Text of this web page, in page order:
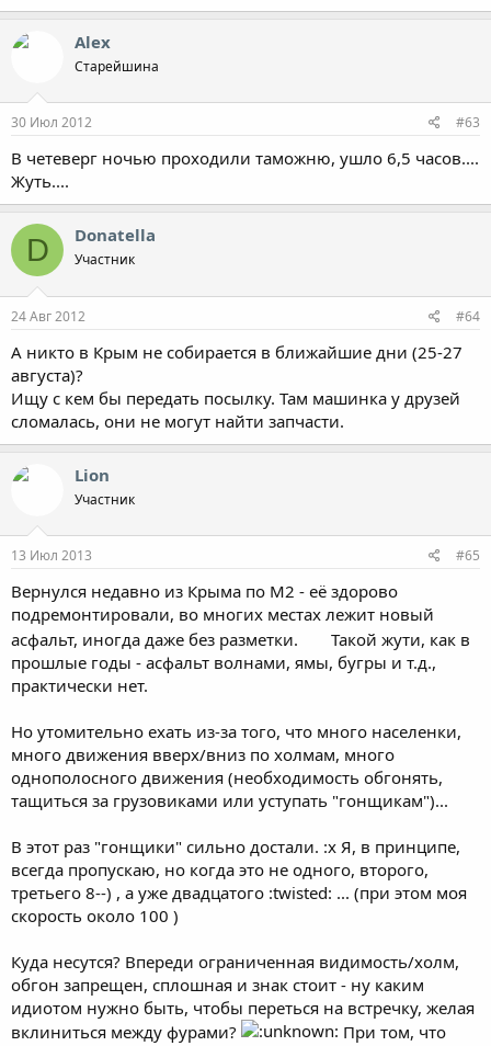
Alex
Старейшина
30 Июл 2012 #63
В четеверг ночью проходили таможню, ушло 6,5 часов....
Жуть....
D Donatella
Участник
24 Авг 2012 #64
А никто в Крым не собирается в ближайшие дни (25-27
августа)?
Ищу с кем бы передать посылку. Там машинка у друзей
сломалась, они не могут найти запчасти.
Lion
Участник
13 Июл 2013 #65
Вернулся недавно из Крыма по М2 - её здорово
подремонтировали, во многих местах лежит новый
асфальт, иногда даже без разметки.
Такой жути, как в
прошлые годы - асфальт волнами, ямы, бугры и т.д.,
практически нет.
Но утомительно ехать из-за того, что много населенки,
много движения вверх/вниз по холмам, много
однополосного движения (необходимость обгонять,
тащиться за грузовиками или уступать "гонщикам")...
В этот раз "гонщики" сильно достали. :x Я, в принципе,
всегда пропускаю, но когда это не одного, второго,
третьего 8--) , а уже двадцатого :twisted: ... (при этом моя
скорость около 100 )
Куда несутся? Впереди ограниченная видимость/холм,
обгон запрещен, сплошная и знак стоит - ну каким
идиотом нужно быть, чтобы переться на встречку, желая
вклиниться между фурами?
При том, что